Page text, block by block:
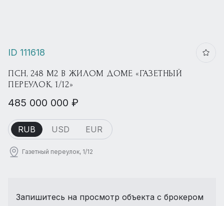
ID 111618
ПСН, 248 М2 В ЖИЛОМ ДОМЕ «ГАЗЕТНЫЙ
ПЕРЕУЛОК, 1/12»
485 000 000 ₽
RUB USD EUR
Газетный переулок, 1/12
Запишитесь на просмотр объекта с брокером